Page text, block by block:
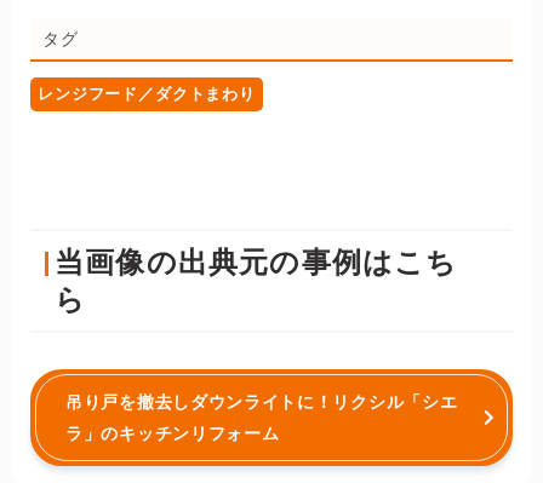
タグ
レンジフード／ダクトまわり
当画像の出典元の事例はこち
ら
吊り戸を撤去しダウンライトに！リクシル「シエ
ラ」のキッチンリフォーム